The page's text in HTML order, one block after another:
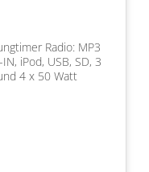
Radio: MP3
iPod, USB, SD, 3
4 x 50 Watt